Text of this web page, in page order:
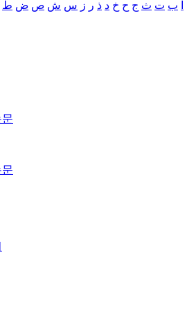
ب ت ث ج ح خ د ذ ر ز س ش ص ض ط